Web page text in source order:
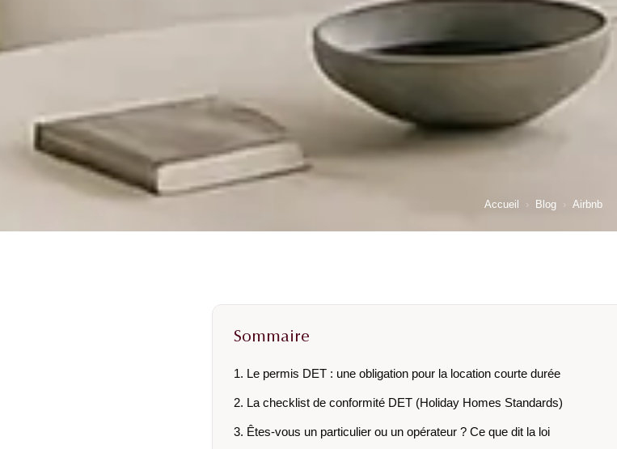
Accueil › Blog › Airbnb
Sommaire
1. Le permis DET : une obligation pour la location courte durée
2. La checklist de conformité DET (Holiday Homes Standards)
3. Êtes-vous un particulier ou un opérateur ? Ce que dit la loi